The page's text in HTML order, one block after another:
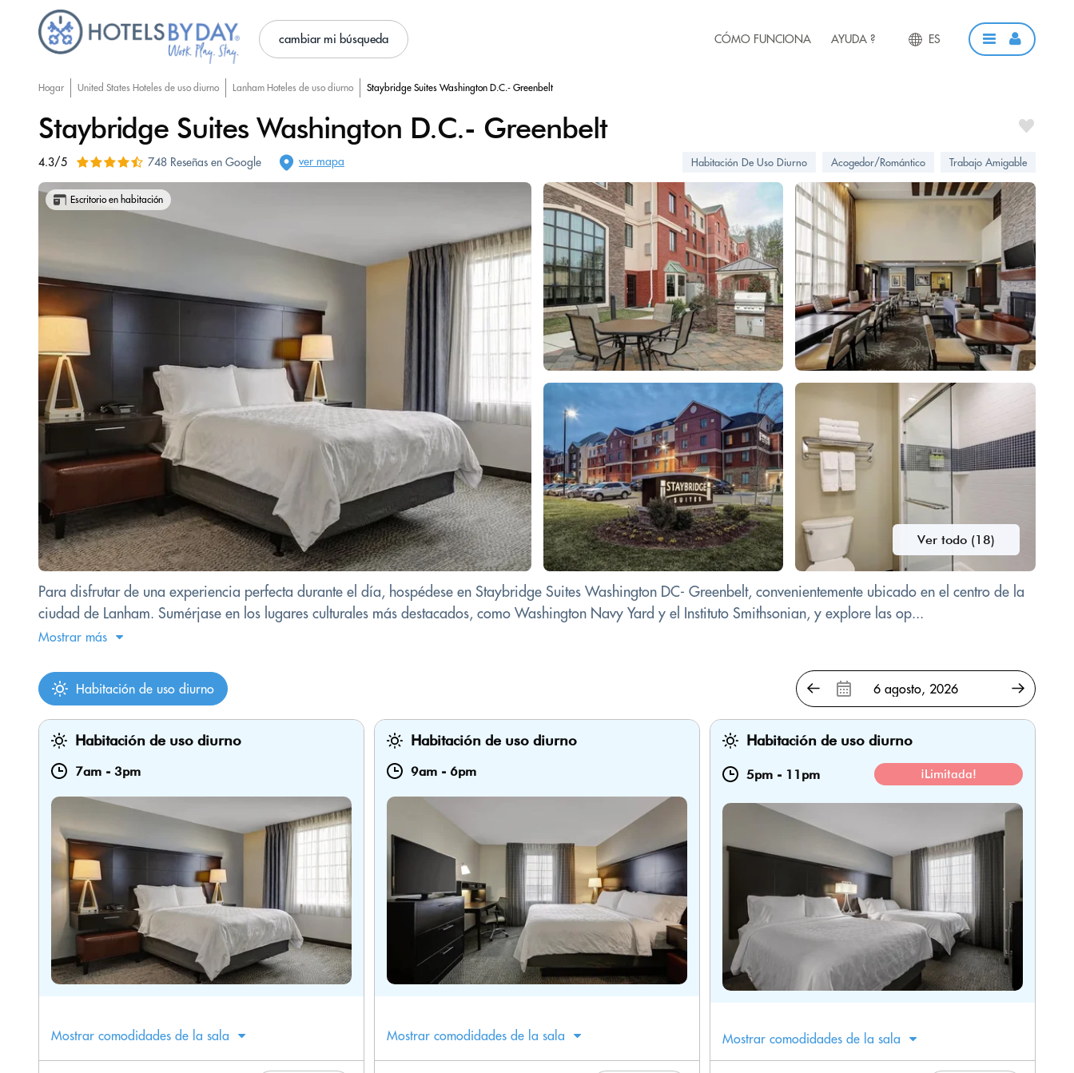
cambiar mi búsqueda CÓMO FUNCIONA AYUDA ? ES
Hogar United States Hoteles de uso diurno Lanham Hoteles de uso diurno Staybridge Suites Washington D.C.- Greenbelt
Staybridge Suites Washington D.C.- Greenbelt
4.3/5 748 Reseñas en Google ver mapa Habitación De Uso Diurno Acogedor/Romántico Trabajo Amigable
Ver todo (18)
Escritorio en habitación
Para disfrutar de una experiencia perfecta durante el día, hospédese en Staybridge Suites Washington DC- Greenbelt, convenientemente ubicado en el centro de la
ciudad de Lanham. Sumérjase en los lugares culturales más destacados, como Washington Navy Yard y el Instituto Smithsonian, y explore las op...
Mostrar más
Habitación de uso diurno
Habitación de uso diurno
7am - 3pm
Mostrar comodidades de la sala
Habitación de uso diurno
9am - 6pm
Mostrar comodidades de la sala
Habitación de uso diurno
5pm - 11pm ¡Limitada!
Mostrar comodidades de la sala